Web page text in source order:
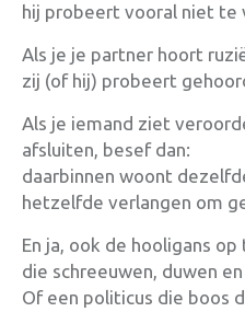
hij probeert vooral niet te
Als je je partner hoort
zij (of hij) probeert
Als je iemand ziet
afsluiten, besef dan:
daarbinnen woont
hetzelfde verlangen om
En ja, ook de hooligans op
die schreeuwen, duwen en
Of een politicus die boos